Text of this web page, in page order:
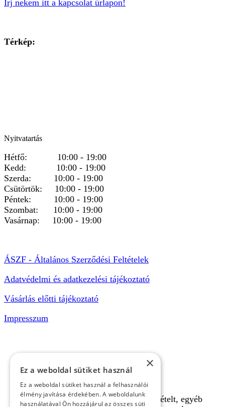
Írj nekem itt a kapcsolat űrlapon!
Térkép:
Nyitvatartás
Hétfő: 10:00 - 19:00
Kedd: 10:00 - 19:00
Szerda: 10:00 - 19:00
Csütörtök: 10:00 - 19:00
Péntek: 10:00 - 19:00
Szombat: 10:00 - 19:00
Vasárnap: 10:00 - 19:00
ÁSZF - Általános Szerződési Feltételek
Adatvédelmi és adatkezelési tájékoztató
Vásárlás előtti tájékoztató
Impresszum
A pályafoglalást, gokartverseny részvételt, egyéb
×
Ez a weboldal sütiket használ
Ez a weboldal sütiket használ a felhasználói
élmény javítása érdekében. A weboldalunk
használatával Ön hozzájárul az összes süti